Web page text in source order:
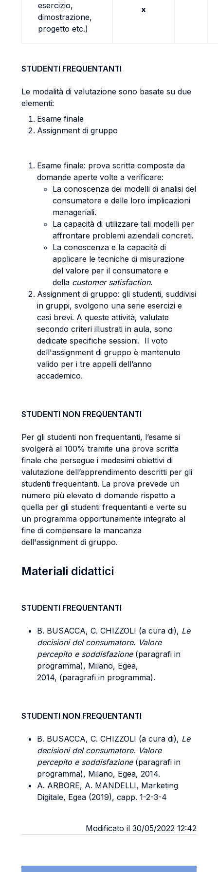
esercizio,
dimostrazione,
progetto etc.)
x
STUDENTI FREQUENTANTI
Le modalità di valutazione sono basate su due
elementi:
Esame finale
Assignment di gruppo
Esame finale: prova scritta composta da
domande aperte volte a verificare:
La conoscenza dei modelli di analisi del
consumatore e delle loro implicazioni
manageriali.
La capacità di utilizzare tali modelli per
affrontare problemi aziendali concreti.
La conoscenza e la capacità di
applicare le tecniche di misurazione
del valore per il consumatore e
della customer satisfaction.
Assignment di gruppo: gli studenti, suddivisi
in gruppi, svolgono una serie esercizi e
casi brevi. A queste attività, valutate
secondo criteri illustrati in aula, sono
dedicate specifiche sessioni. Il voto
dell'assignment di gruppo è mantenuto
valido per i tre appelli dell’anno
accademico.
STUDENTI NON FREQUENTANTI
Per gli studenti non frequentanti, l’esame si
svolgerà al 100% tramite una prova scritta
finale che persegue i medesimi obiettivi di
valutazione dell’apprendimento descritti per gli
studenti frequentanti. La prova prevede un
numero più elevato di domande rispetto a
quella per gli studenti frequentanti e verte su
un programma opportunamente integrato al
fine di compensare la mancanza
dell'assignment di gruppo.
Materiali didattici
STUDENTI FREQUENTANTI
B. BUSACCA, C. CHIZZOLI (a cura di), Le
decisioni del consumatore. Valore
percepito e soddisfazione(paragrafi in
programma), Milano, Egea,
2014, (paragrafi in programma).
STUDENTI NON FREQUENTANTI
B. BUSACCA, C. CHIZZOLI (a cura di), Le
decisioni del consumatore. Valore
percepito e soddisfazione(paragrafi in
programma), Milano, Egea, 2014.
A. ARBORE, A. MANDELLI, Marketing
Digitale, Egea (2019), capp. 1-2-3-4
Modificato il 30/05/2022 12:42